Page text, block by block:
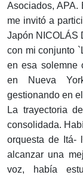
Asociados, APA.
me invitó a
Japón NICOLÁS
con mi conjunto
en esa solemne
en Nueva
gestionando en
La trayectoria
consolidada.
orquesta de Itá-
alcanzar una
voz, había